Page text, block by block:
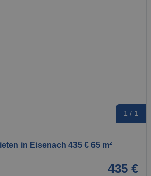
1 / 1
in Eisenach 435 € 65 m²
435 €